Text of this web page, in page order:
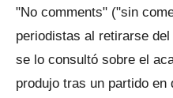
"No comments" ("sin
periodistas al retirarse
se lo consultó sobre el
produjo tras un partido en